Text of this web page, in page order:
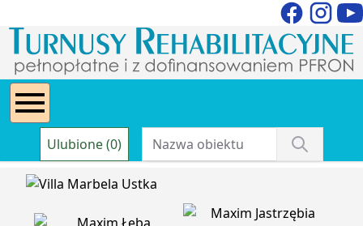
Ulubione (0)